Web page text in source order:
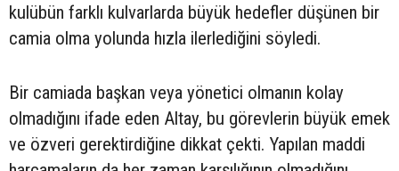
kulübün farklı kulvarlarda büyük hedefler düşünen bir
camia olma yolunda hızla ilerlediğini söyledi.
Bir camiada başkan veya yönetici olmanın kolay
olmadığını ifade eden Altay, bu görevlerin büyük emek
ve özveri gerektirdiğine dikkat çekti. Yapılan maddi